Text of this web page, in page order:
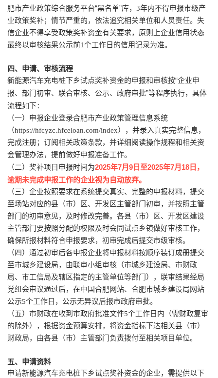
肥市产业政策综合服务平台“黑名单”库， 3年内不得申报市级产
业政策奖补；情节严重的，依法追究相关单位和人员责任。失
信企业不得享受政策奖补资金有关要求，原则上企业信用状态
最终以审核结果公示前1个工作日的信用记录为准。
四、申请、审核流程
新能源汽车充电桩下乡试点奖补资金的申报和审核按“企业申
报、部门初审、联合审核、公示、政府审批”等程序执行，具体
流程如下：
（一）申报企业登录合肥市产业政策管理信息系统
（https://hfcyzc.hfceloan.com/index），并录入真实完整信息，
完成注册；订阅相关政策条款，并详细阅读操作规程和相关资
金管理办法，提前做好申报准备工作。
（二）奖补项目申报时间为2025年7月 9 日至2025年7月 18 日，
逾期未完成申报工作的企业视为自动放弃。
（三）企业按照要求在系统提交真实、完整的申报材料，提交
至场站对应的县（市）区、开发区主管部门初审，并按照主管
部门的初审意见，及时修改完善。各县（市）区、开发区建设
主管部门要按照分配的权限及时会同试点乡镇做好审核工作，
确保所报材料符合申报要求，初审完成后提交市级审核。
（四）通过初审后各申报企业将申报材料按顺序装订成册提交
至市城乡建设局，由联审小组审核（市城乡建设局、市财政
局、市工信局及辖区指定的主管单位等部门），联审结果经局
党组会审议通过后，在中国合肥网站、合肥市城乡建设局网站
公示5个工作日，公示无异议后报市政府审批。
（五）市财政在收到市政府批准文件5个工作日内（需财政复审
的除外），根据资金预算安排，将资金指标下达相关县（市）
财政局，由各县（市）主管部门负责拨付至相关项目单位。
五、申请资料
申请新能源汽车充电桩下乡试点奖补资金的企业，需提供以下